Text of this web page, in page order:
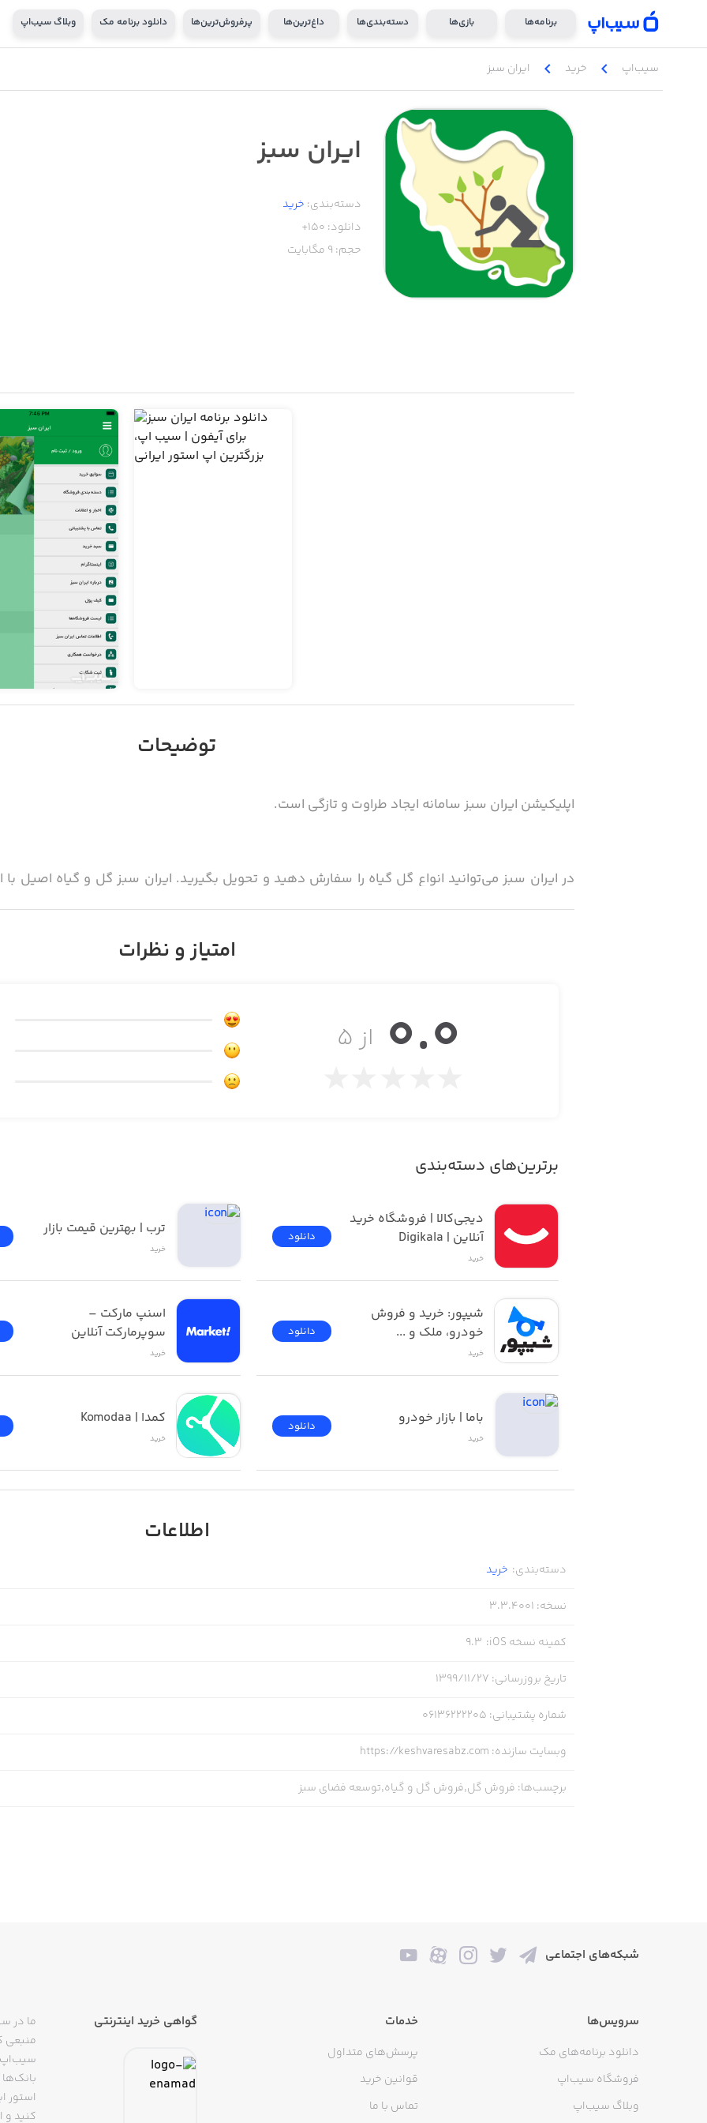
برنامه‌ها بازی‌ها دسته‌بندی‌ها داغ‌ترین‌ها پرفروش‌ترین‌ها دانلود برنامه مک وبلاگ سیب‌اپ
سیب‌اپ chevron_left خرید chevron_left ایران سبز
ایران سبز
دسته‌بندی: خرید
دانلود: 150+
حجم: 9 مگابایت
توضیحات
اپلیکیشن ایران سبز سامانه ایجاد طراوت و تازگی است.
در ایران سبز می‌توانید انواع گل گیاه را سفارش دهید و تحویل بگیرید. ایران سبز گل و گیاه اصیل
ایران سبز از طریق همکاری با برترین تولیدکنندگان و فروشندگان گل و گیاه در کشور انواع گل ها،
امتیاز و نظرات
از ۵ 0.0
برترین‌های دسته‌بندی
آنلاین | Digikala
خرید
دانلود
خودرو، ملک و ...
خرید
دانلود
باما | بازار خودرو
خرید
دانلود
ترب | بهترین قیمت بازار
خرید
سوپرمارکت آنلاین
خرید
کمدا | Komodaa
خرید
اطلاعات
دسته‌بندی: خرید
نسخه:
3.3.4001
کمینه نسخه iOS :
9.3
تاریخ بروزرسانی: ۱۳۹۹/۱۱/۲۷
شماره پشتیبانی:
06136222205
وبسایت سازنده:
https://keshvaresabz.com
برچسب‌ها: فروش گل,فروش گل و گیاه,توسعه فضای سبز
شبکه‌های اجتماعی
سرویس‌ها
دانلود برنامه‌های مک
فروشگاه سیب‌اپ
وبلاگ سیب‌اپ
خدمات
پرسش‌های متداول
قوانین خرید
تماس با ما
گواهی خرید اینترنتی
ما در
منبعی
سیب‌اپ
استور